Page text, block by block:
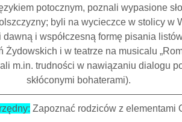
potocznym, poznali wypasione
byli na wycieczce w stolicy w
i współczesną formę pisania
Żydowskich i w teatrze na musicalu
m.in. trudności w nawiązaniu dialogu
skłóconymi bohaterami).
Zapoznać rodziców z elementami